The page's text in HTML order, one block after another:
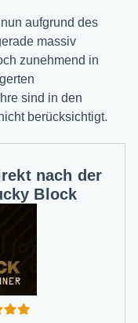
aufgrund des
massiv
zunehmend in
sind in den
berücksichtigt.
nach der
Block